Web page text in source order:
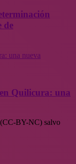
de
una nueva
Quilicura: una
BY-NC) salvo